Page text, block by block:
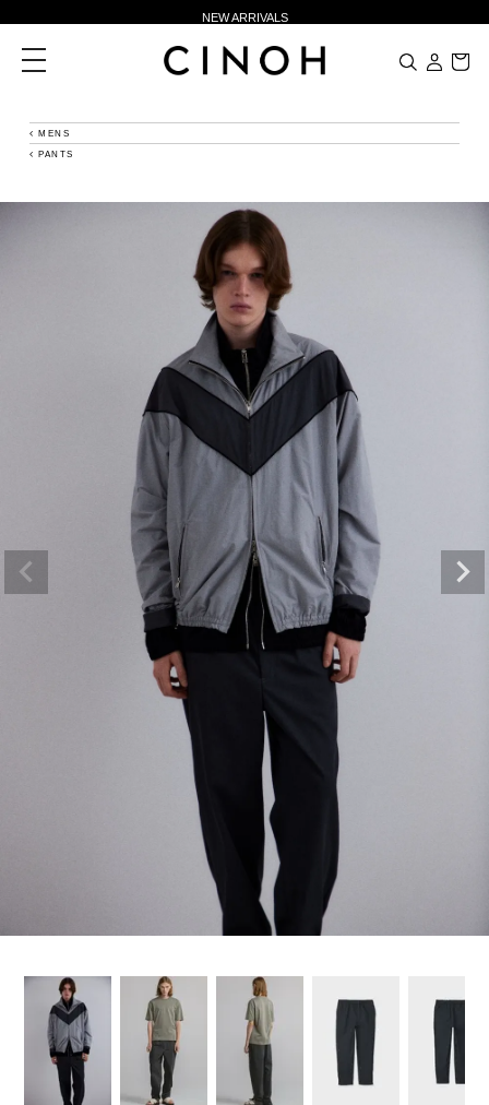
NEW ARRIVALS
新規会員登録500ポイントプレゼント
夏季休業に伴う一部業務休業のお知らせ
ニュースレター登録で¥1,000クーポン進呈
toggle
navigation
MENS
PANTS